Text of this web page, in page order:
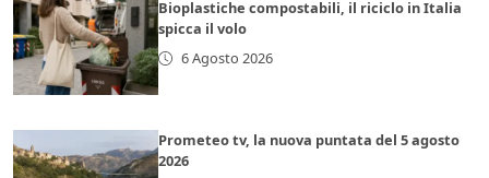
Bioplastiche compostabili, il riciclo in Italia
spicca il volo
6 Agosto 2026
Prometeo tv, la nuova puntata del 5 agosto
2026